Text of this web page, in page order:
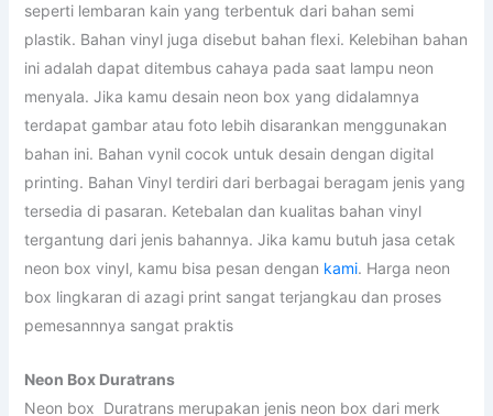
seperti lembaran kain yang terbentuk dari bahan semi
plastik. Bahan vinyl juga disebut bahan flexi. Kelebihan bahan
ini adalah dapat ditembus cahaya pada saat lampu neon
menyala. Jika kamu desain neon box yang didalamnya
terdapat gambar atau foto lebih disarankan menggunakan
bahan ini. Bahan vynil cocok untuk desain dengan digital
printing. Bahan Vinyl terdiri dari berbagai beragam jenis yang
tersedia di pasaran. Ketebalan dan kualitas bahan vinyl
tergantung dari jenis bahannya. Jika kamu butuh jasa cetak
neon box vinyl, kamu bisa pesan dengan kami. Harga neon
box lingkaran di azagi print sangat terjangkau dan proses
pemesannnya sangat praktis
Neon Box Duratrans
Neon box Duratrans merupakan jenis neon box dari merk